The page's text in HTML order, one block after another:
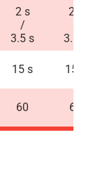
2 s
/
3.5 s
2 s
3.5 s
15 s 15 s
60 60